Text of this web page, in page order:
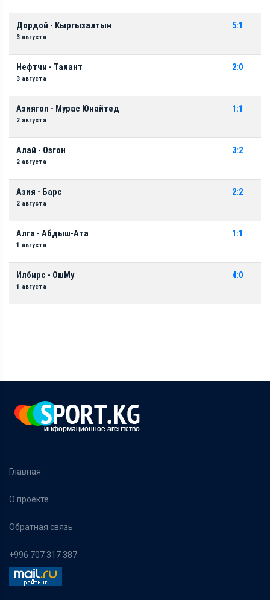
Дордой - Кыргызалтын
3 августа
5:1
Нефтчи - Талант
3 августа
2:0
Азиягол - Мурас Юнайтед
2 августа
1:1
Алай - Озгон
2 августа
3:2
Азия - Барс
2 августа
2:2
Алга - Абдыш-Ата
1 августа
1:1
Илбирс - ОшМу
1 августа
4:0
Главная
О проекте
Обратная связь
+996 707 317 387